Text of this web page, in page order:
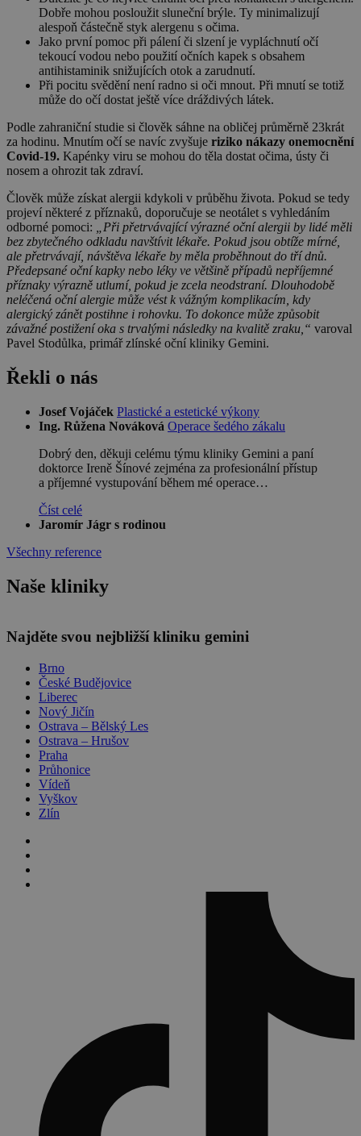
Dobře mohou posloužit sluneční brýle. Ty minimalizují
alespoň částečně styk alergenu s očima.
Jako první pomoc při pálení či slzení je vypláchnutí očí
tekoucí vodou nebo použití očních kapek s obsahem
antihistaminik snižujících otok a zarudnutí.
Při pocitu svědění není radno si oči mnout. Při mnutí se totiž
může do očí dostat ještě více dráždivých látek.
Podle zahraniční studie si člověk sáhne na obličej průměrně 23krát
za hodinu. Mnutím očí se navíc zvyšuje riziko nákazy onemocnění
Covid-19. Kapénky viru se mohou do těla dostat očima, ústy či
nosem a ohrozit tak zdraví.
Člověk může získat alergii kdykoli v průběhu života. Pokud se tedy
projeví některé z příznaků, doporučuje se neotálet s vyhledáním
odborné pomoci:
„Při přetrvávající výrazné oční alergii by lidé měli
bez zbytečného odkladu navštívit lékaře. Pokud jsou obtíže mírné,
ale přetrvávají, návštěva lékaře by měla proběhnout do tří dnů.
Předepsané oční kapky nebo léky ve většině případů nepříjemné
příznaky výrazně utlumí, pokud je zcela neodstraní. Dlouhodobě
neléčená oční alergie může vést k vážným komplikacím, kdy
alergický zánět postihne i rohovku. To dokonce může způsobit
závažné postižení oka s trvalými následky na kvalitě zraku,“ varoval
Pavel Stodůlka, primář zlínské oční kliniky Gemini.
Řekli o nás
Josef Vojáček Plastické a estetické výkony
Ing. Růžena Nováková Operace šedého zákalu
Dobrý den, děkuji celému týmu kliniky Gemini a paní
doktorce Ireně Šínové zejména za profesionální přístup
a příjemné vystupování během mé operace…
Číst celé
Jaromír Jágr s rodinou
Všechny reference
Naše kliniky
Najděte svou nejbližší kliniku gemini
Brno
České Budějovice
Liberec
Nový Jičín
Ostrava – Bělský Les
Ostrava – Hrušov
Praha
Průhonice
Vídeň
Vyškov
Zlín